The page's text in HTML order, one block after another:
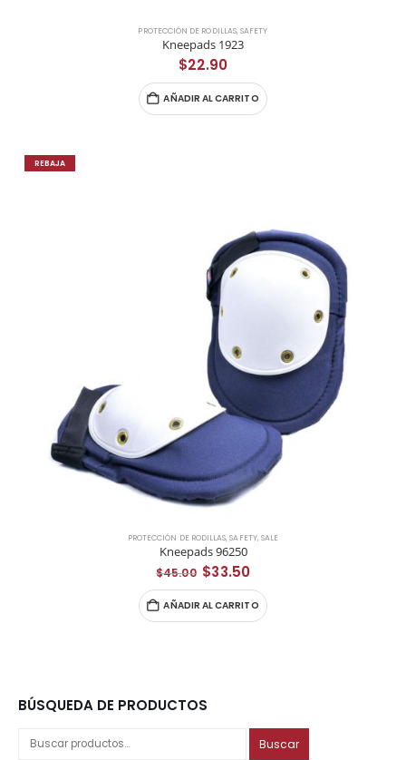
PROTECCIÓN DE RODILLAS,SAFETY
Kneepads 1923
$22.90
AÑADIR AL CARRITO
REBAJA
PROTECCIÓN DE RODILLAS,SAFETY, SALE
Kneepads 96250
$45.00 El
precio
original
era:
$45.00.
$33.50El
actual
es:
$33.50.
AÑADIR AL CARRITO
BÚSQUEDA DE PRODUCTOS
Buscar